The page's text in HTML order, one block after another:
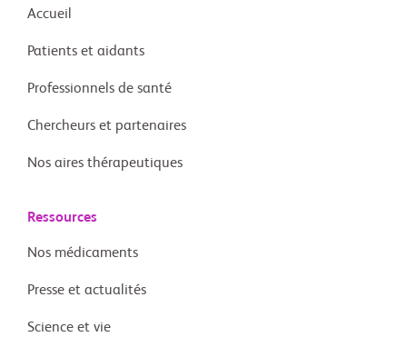
Accueil
Patients et aidants
Professionnels de santé
Chercheurs et partenaires
Nos aires thérapeutiques
Ressources
Nos médicaments
Presse et actualités
Science et vie